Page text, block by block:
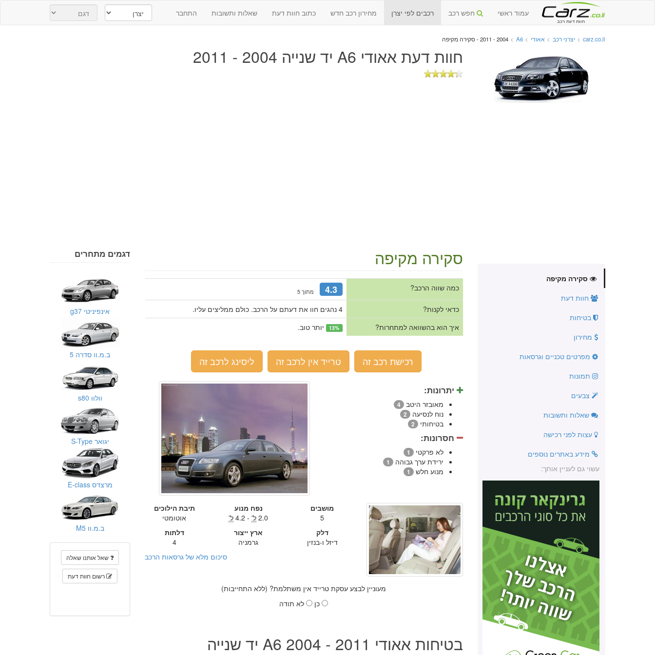
חוות דעת רכב
עמוד ראשי חפש רכב רכבים לפי יצרן מחירון רכב חדש כתוב חוות דעת שאלות ותשובות התחבר
carz.co.il
> יצרני רכב > אאודי >
A6
> 2004 - 2011 - סקירה מקיפה
חוות דעת אאודי A6 יד שנייה 2004 - 2011
סקירה מקיפה
חוות דעת
בטיחות
מחירון
מפרטים טכניים וגרסאות
תמונות
צבעים
שאלות ותשובות
עצות לפני רכישה
מידע באתרים נוספים
עשוי גם לעניין אותך:
סקירה מקיפה
כמה שווה הרכב? 4.3 מתוך 5
כדאי לקנות?
4 נהגים חוו את דעתם על הרכב. כולם ממליצים עליו.
איך הוא בהשוואה למתחרות?
13% יותר טוב.
רכישת רכב זה טרייד אין לרכב זה ליסינג לרכב זה
יתרונות:
מאובזר היטב 4
נוח לנסיעה 2
בטיחותי 2
חסרונות:
לא פרקטי 1
ירידת ערך גבוהה 1
מנוע חלש 1
מושבים
5
נפח מנוע
2.0 ל'- 4.2 ל'
תיבת הילוכים
אוטומטי
דלק
דיזל ו-בנזין
ארץ ייצור
גרמניה
דלתות
4
סיכום מלא של גרסאות הרכב
מעוניין לבצע עסקת טרייד אין משתלמת? (ללא התחייבות)
כן
לא תודה
בטיחות אאודי A6 2004 - 2011 יד שנייה
דגמים מתחרים
אינפיניטי g37
ב.מ.וו סדרה 5
וולוו s80
יגואר S-Type
מרצדס E-class
ב.מ.וו M5
שאל אותנו שאלה
רשום חוות דעת